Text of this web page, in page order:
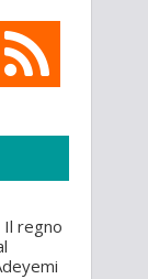
Il regno